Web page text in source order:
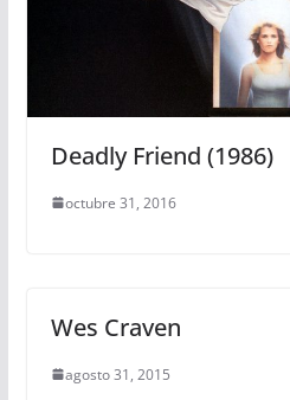
Deadly Friend (1986)
octubre 31, 2016
Wes Craven
agosto 31, 2015